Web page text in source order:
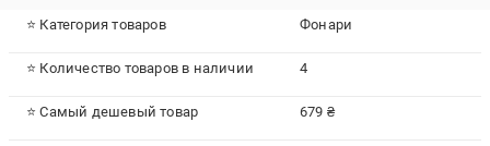
⭐ Категория товаров Фонари
⭐ Количество товаров в наличии 4
⭐ Самый дешевый товар 679 ₴